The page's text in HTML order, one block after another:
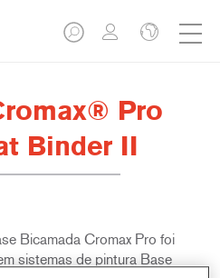
Pro
Binder II
Bicamada Cromax Pro foi
sistemas de pintura Base